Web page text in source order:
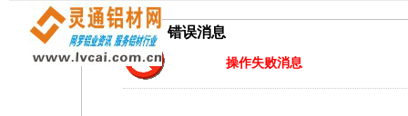
错误消息
操作失败消息